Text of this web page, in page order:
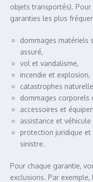
objets transportés).
garanties les plus
dommages matériels
assuré,
vol et vandalisme,
incendie et explosion,
catastrophes
dommages corporels
accessoires et
assistance et
protection juridique et
sinistre.
Pour chaque garantie,
exclusions. Par